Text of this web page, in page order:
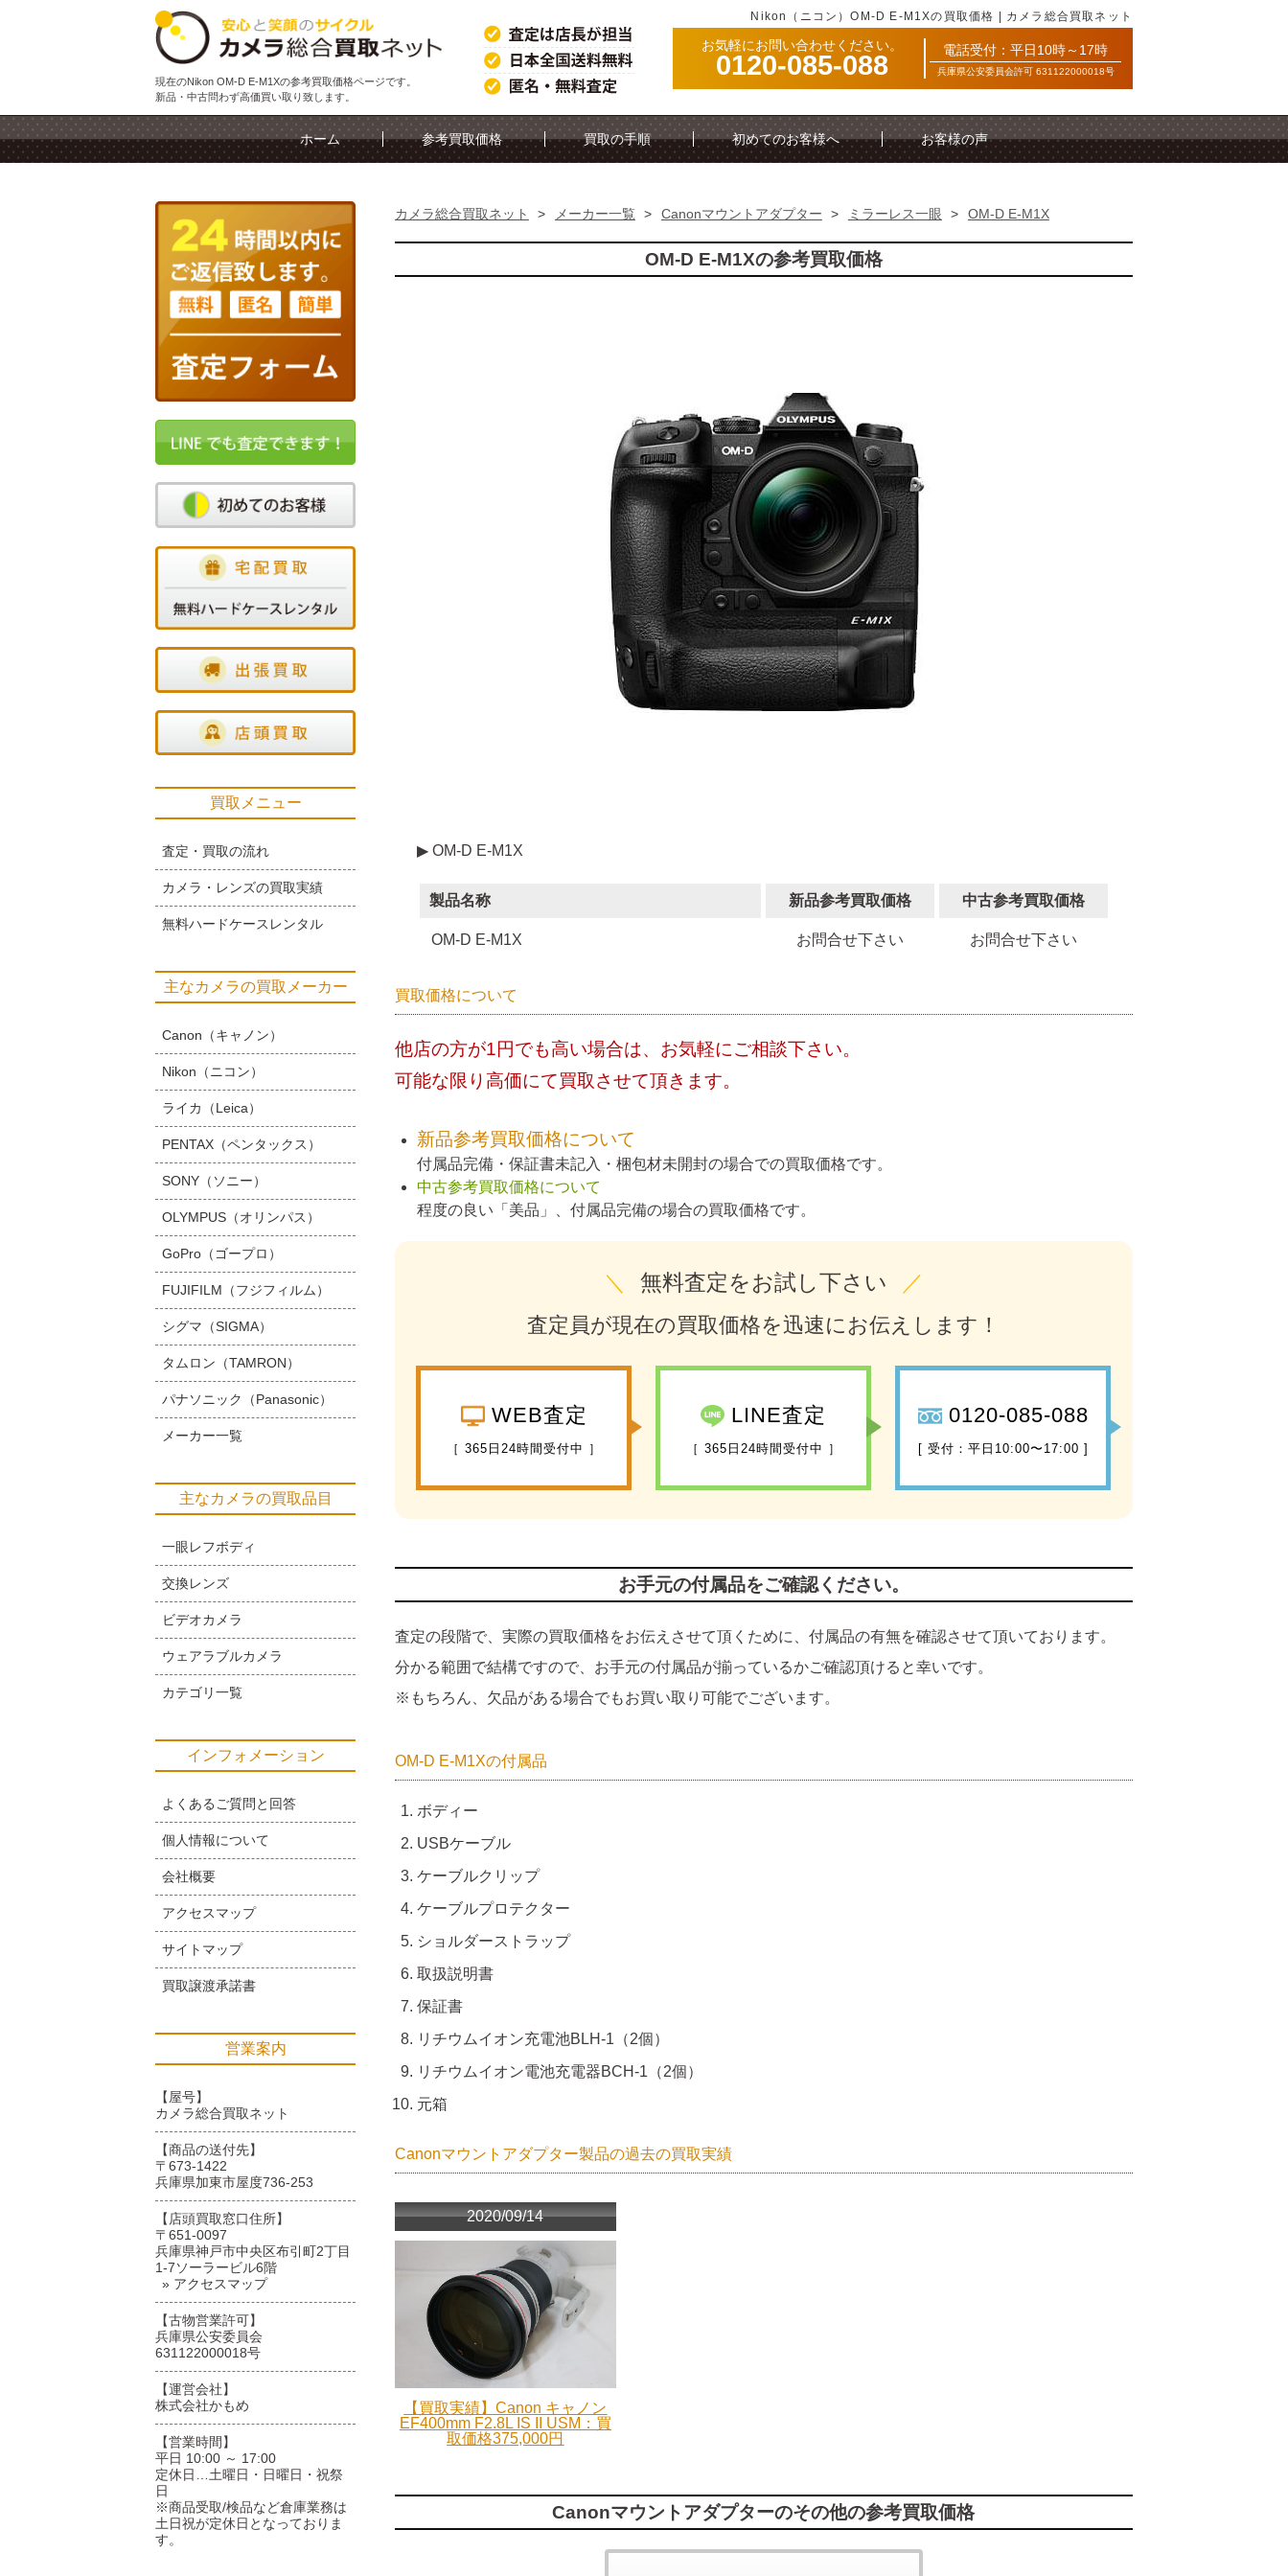
Nikon（ニコン）OM-D E-M1Xの買取価格 | カメラ総合買取ネット
現在のNikon OM-D E-M1Xの参考買取価格ページです。
新品・中古問わず高価買い取り致します。
お気軽にお問い合わせください。
0120-085-088 電話受付：平日10時～17時
兵庫県公安委員会許可 631122000018号
ホーム 参考買取価格 買取の手順 初めてのお客様へ お客様の声
カメラ総合買取ネット > メーカー一覧 > Canonマウントアダプター > ミラーレス一眼 > OM-D E-M1X
OM-D E-M1Xの参考買取価格
▶ OM-D E-M1X
製品名称 新品参考買取価格 中古参考買取価格
OM-D E-M1X お問合せ下さい お問合せ下さい
買取価格について
他店の方が1円でも高い場合は、お気軽にご相談下さい。
可能な限り高価にて買取させて頂きます。
新品参考買取価格について
付属品完備・保証書未記入・梱包材未開封の場合での買取価格です。
中古参考買取価格について
程度の良い「美品」、付属品完備の場合の買取価格です。
＼ 無料査定をお試し下さい ／
査定員が現在の買取価格を迅速にお伝えします！
WEB査定
［ 365日24時間受付中 ］
LINE査定
［ 365日24時間受付中 ］
0120-085-088
[ 受付：平日10:00〜17:00 ]
お手元の付属品をご確認ください。
査定の段階で、実際の買取価格をお伝えさせて頂くために、付属品の有無を確認させて頂いております。
分かる範囲で結構ですので、お手元の付属品が揃っているかご確認頂けると幸いです。
※もちろん、欠品がある場合でもお買い取り可能でございます。
OM-D E-M1Xの付属品
ボディー
USBケーブル
ケーブルクリップ
ケーブルプロテクター
ショルダーストラップ
取扱説明書
保証書
リチウムイオン充電池BLH-1（2個）
リチウムイオン電池充電器BCH-1（2個）
元箱
Canonマウントアダプター製品の過去の買取実績
2020/09/14
【買取実績】Canon キャノン
EF400mm F2.8L IS II USM：買
取価格375,000円
Canonマウントアダプターのその他の参考買取価格
買取メニュー
査定・買取の流れ
カメラ・レンズの買取実績
無料ハードケースレンタル
主なカメラの買取メーカー
Canon（キャノン）
Nikon（ニコン）
ライカ（Leica）
PENTAX（ペンタックス）
SONY（ソニー）
OLYMPUS（オリンパス）
GoPro（ゴープロ）
FUJIFILM（フジフィルム）
シグマ（SIGMA）
タムロン（TAMRON）
パナソニック（Panasonic）
メーカー一覧
主なカメラの買取品目
一眼レフボディ
交換レンズ
ビデオカメラ
ウェアラブルカメラ
カテゴリ一覧
インフォメーション
よくあるご質問と回答
個人情報について
会社概要
アクセスマップ
サイトマップ
買取譲渡承諾書
営業案内
【屋号】
カメラ総合買取ネット
【商品の送付先】
〒673-1422
兵庫県加東市屋度736-253
【店頭買取窓口住所】
〒651-0097
兵庫県神戸市中央区布引町2丁目
1-7ソーラービル6階
» アクセスマップ
【古物営業許可】
兵庫県公安委員会
631122000018号
【運営会社】
株式会社かもめ
【営業時間】
平日 10:00 ～ 17:00
定休日…土曜日・日曜日・祝祭
日
※商品受取/検品など倉庫業務は
土日祝が定休日となっておりま
す。